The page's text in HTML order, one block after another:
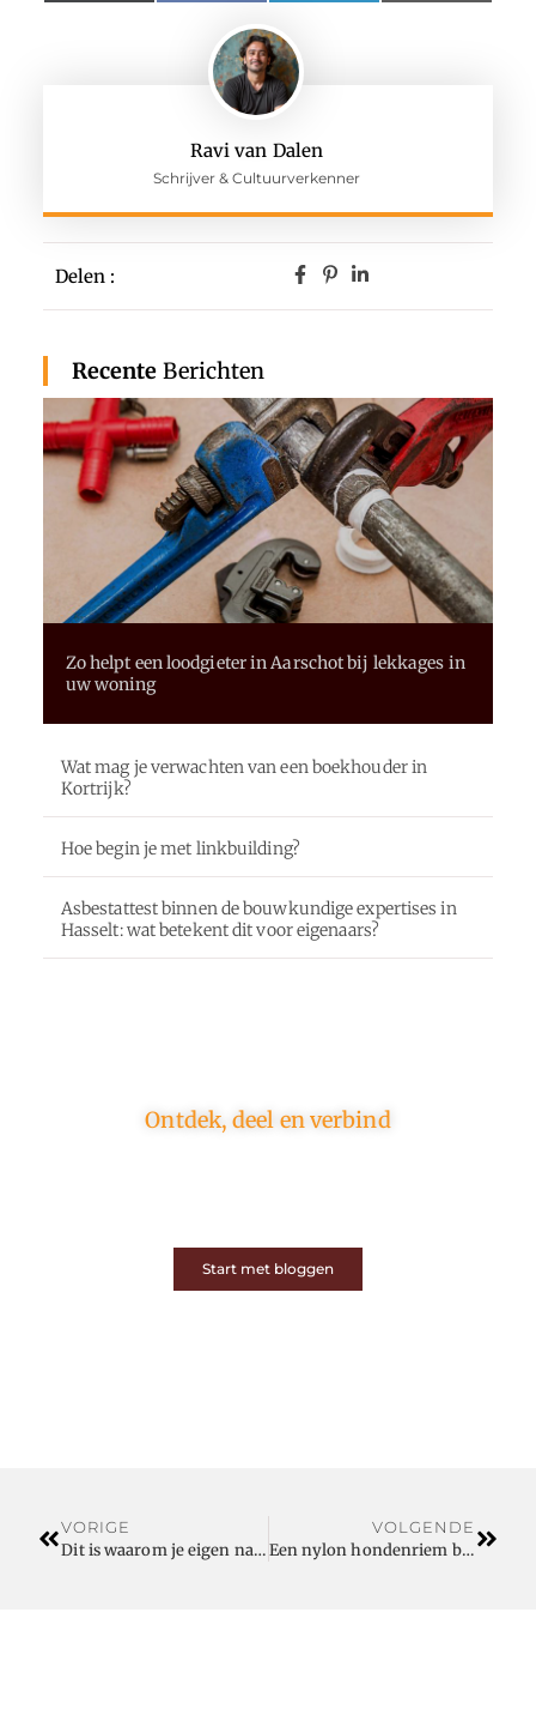
Ravi van Dalen
Schrijver & Cultuurverkenner
Delen :
Recente Berichten
Zo helpt een loodgieter in Aarschot bij lekkages in
uw woning
Wat mag je verwachten van een boekhouder in
Kortrijk?
Hoe begin je met linkbuilding?
Asbestattest binnen de bouwkundige expertises in
Hasselt: wat betekent dit voor eigenaars?
Ontdek, deel en verbind
Start met bloggen
VORIGE
Dit is waarom je eigen naam als domeinnaam vastleggen slim is
VOLGENDE
Een nylon hondenriem bestelt u eenvoudig en snel online